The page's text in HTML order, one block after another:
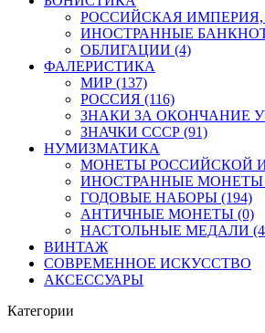
РОССИЙСКАЯ ИМПЕРИЯ,
ИНОСТРАННЫЕ
ОБЛИГАЦИИ (4)
ФАЛЕРИСТИКА
МИР (137)
РОССИЯ (116)
ЗНАКИ ЗА ОКОНЧАНИЕ
ЗНАЧКИ СССР (91)
НУМИЗМАТИКА
МОНЕТЫ РОССИЙСКОЙ
ИНОСТРАННЫЕ МОНЕТЫ
ГОДОВЫЕ НАБОРЫ (194)
АНТИЧНЫЕ МОНЕТЫ (0)
НАСТОЛЬНЫЕ МЕДАЛИ
ВИНТАЖ
СОВРЕМЕННОЕ ИСКУССТВО
АКСЕССУАРЫ
Категории